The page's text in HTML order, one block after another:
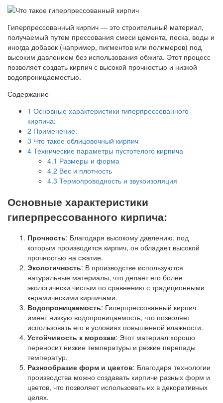
Гиперпрессованный кирпич — это строительный материал,
получаемый путем прессования смеси цемента, песка, воды и
иногда добавок (например, пигментов или полимеров) под
высоким давлением без использования обжига. Этот процесс
позволяет создать кирпич с высокой прочностью и низкой
водопроницаемостью.
Содержание
1 Основные характеристики гиперпрессованного
кирпича:
2 Применение:
3 Что такое облицовочный кирпич
4 Технические параметры пустотелого кирпича
4.1 Размеры и форма
4.2 Вес и плотность
4.3 Термопроводность и звукоизоляция
Основные характеристики
гиперпрессованного кирпича:
Прочность: Благодаря высокому давлению, под
которым производится кирпич, он обладает высокой
прочностью на сжатие.
Экологичность: В производстве используются
натуральные материалы, что делает его более
экологически чистым по сравнению с традиционными
керамическими кирпичами.
Водопроницаемость: Гиперпрессованный кирпич
имеет низкую водопроницаемость, что позволяет
использовать его в условиях повышенной влажности.
Устойчивость к морозам: Этот материал хорошо
переносит низкие температуры и резкие перепады
температур.
Разнообразие форм и цветов: Благодаря технологии
производства можно создавать кирпичи разных форм и
цветов, что позволяет использовать их в декоративных
целях.